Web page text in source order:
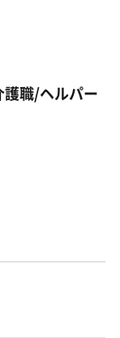
職/ヘルパー